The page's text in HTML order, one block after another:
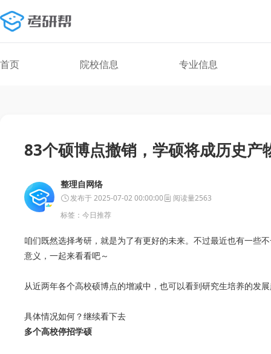
首页 院校信息 专业信息
83个硕博点撤销，学硕将成历史产
整理自网络
发布于 2025-07-02 00:00:00
阅读量2563
标签： 今日推荐
咱们既然选择考研，就是为了有更好的未来。不过最近也有一些
意义，一起来看看吧～
从近两年各个高校硕博点的增减中，也可以看到研究生培养的发
具体情况如何？继续看下去
多个高校停招学硕